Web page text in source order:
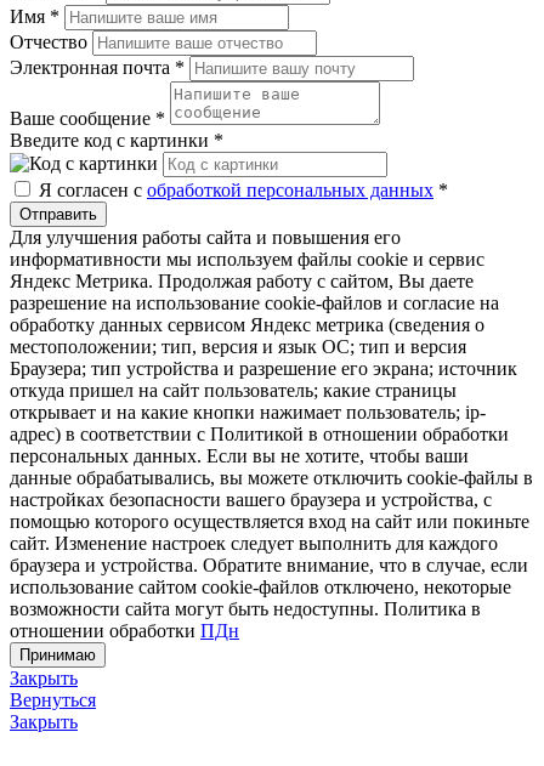
Имя *
Отчество
Электронная почта *
Ваше сообщение *
Введите код с картинки *
Я согласен с обработкой персональных данных *
Отправить
Для улучшения работы сайта и повышения его
информативности мы используем файлы cookie и сервис
Яндекс Метрика. Продолжая работу с сайтом, Вы даете
разрешение на использование cookie-файлов и согласие на
обработку данных сервисом Яндекс метрика (сведения о
местоположении; тип, версия и язык ОС; тип и версия
Браузера; тип устройства и разрешение его экрана; источник
откуда пришел на сайт пользователь; какие страницы
открывает и на какие кнопки нажимает пользователь; ip-
адрес) в соответствии с Политикой в отношении обработки
персональных данных. Если вы не хотите, чтобы ваши
данные обрабатывались, вы можете отключить cookie-файлы в
настройках безопасности вашего браузера и устройства, с
помощью которого осуществляется вход на сайт или покиньте
сайт. Изменение настроек следует выполнить для каждого
браузера и устройства. Обратите внимание, что в случае, если
использование сайтом cookie-файлов отключено, некоторые
возможности сайта могут быть недоступны. Политика в
отношении обработки ПДн
Принимаю
Закрыть
Вернуться
Закрыть